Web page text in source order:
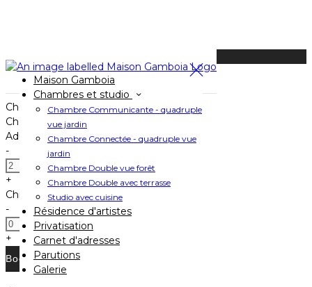
Maison Gamboia
Chambres et studio
Chambre Communicante - quadruple
vue jardin
Chambre Connectée - quadruple vue
jardin
Chambre Double vue forêt
Chambre Double avec terrasse
Studio avec cuisine
Résidence d'artistes
Privatisation
Carnet d'adresses
Parutions
Galerie
Book your stay
Check In
Check Out
Adults
-
+
Children
-
+